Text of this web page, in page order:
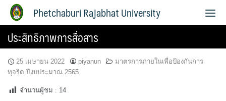
Phetchaburi Rajabhat University
ประสิทธิภาพการสื่อสาร
25 เมษายน 2022 piyanun
มาตรการภายในเพื่อป้องกันการ
ทุจริต ปีงบประมาณ 2565
จำนวนผู้ชม : 14